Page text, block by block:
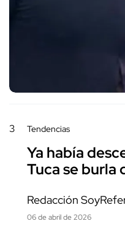
3 Tendencias
Ya había
Tuca se burla
Redacción
06 de abril de 2026